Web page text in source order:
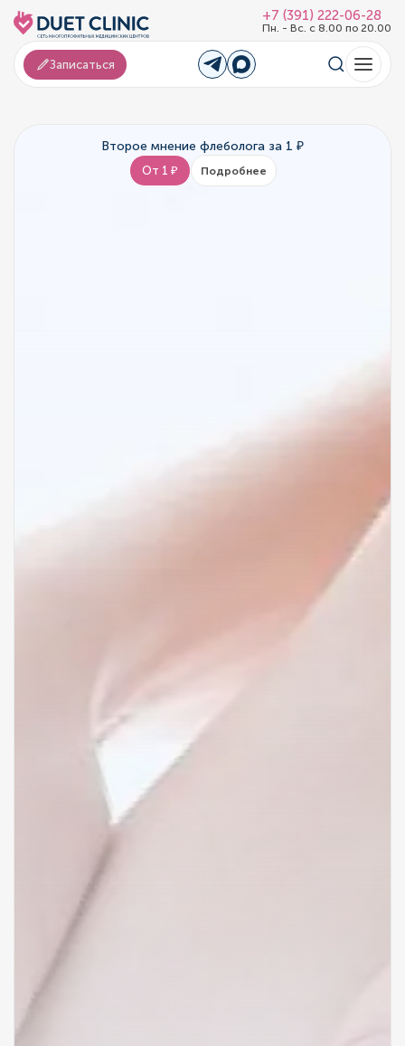
+7 (391) 222-06-28
Пн. - Вс. с 8.00 по 20.00
Записаться
Второе мнение флеболога за 1 ₽
От 1 ₽ Подробнее